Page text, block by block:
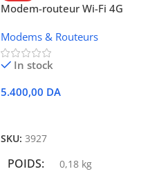
Modem-routeur Wi-Fi 4G
Modems & Routeurs
In stock
5.400,00 DA
SKU: 3927
POIDS 0,18 kg